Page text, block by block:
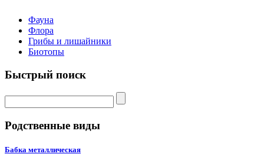
Фауна
Флора
Грибы и лишайники
Биотопы
Быстрый поиск
Родственные виды
Бабка металлическая